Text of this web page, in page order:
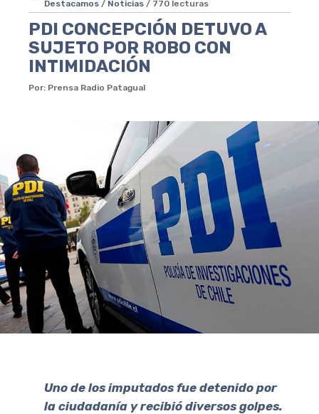
Destacamos / Noticias / 770 lecturas
PDI CONCEPCIÓN DETUVO A
SUJETO POR ROBO CON
INTIMIDACIÓN
Por: Prensa Radio Patagual
Uno de los imputados fue detenido por
la ciudadanía y recibió diversos golpes.